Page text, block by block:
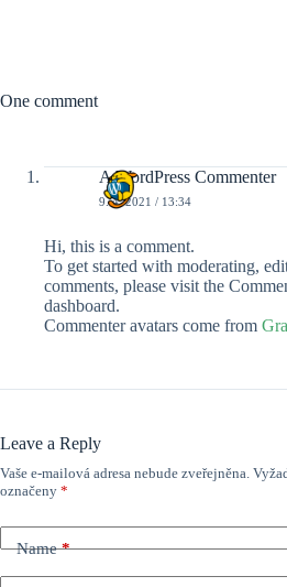
One comment
A WordPress Commenter
9. 4. 2021 / 13:34
Hi, this is a comment.
To get started with moderating,
comments, please visit the
dashboard.
Commenter avatars come from
Leave a Reply
Vaše e-mailová adresa nebude zveřejněna.
označeny *
Name*